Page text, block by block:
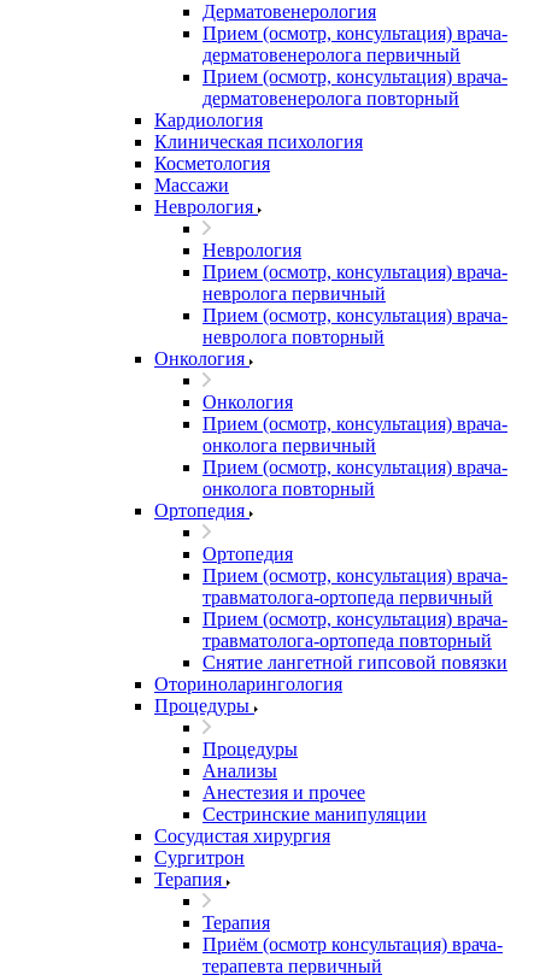
Дерматовенерология
Прием (осмотр, консультация) врача-
дерматовенеролога первичный
Прием (осмотр, консультация) врача-
дерматовенеролога повторный
Кардиология
Клиническая психология
Косметология
Массажи
Неврология
Неврология
Прием (осмотр, консультация) врача-
невролога первичный
Прием (осмотр, консультация) врача-
невролога повторный
Онкология
Онкология
Прием (осмотр, консультация) врача-
онколога первичный
Прием (осмотр, консультация) врача-
онколога повторный
Ортопедия
Ортопедия
Прием (осмотр, консультация) врача-
травматолога-ортопеда первичный
Прием (осмотр, консультация) врача-
травматолога-ортопеда повторный
Снятие лангетной гипсовой повязки
Оториноларингология
Процедуры
Процедуры
Анализы
Анестезия и прочее
Сестринские манипуляции
Сосудистая хирургия
Сургитрон
Терапия
Терапия
Приём (осмотр консультация) врача-
терапевта первичный